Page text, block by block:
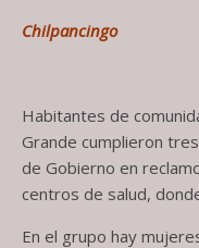
Chilpancingo
Habitantes de
Grande cumplieron
de Gobierno en
centros de salud,
En el grupo hay